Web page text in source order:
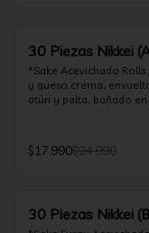
*Incluye 2 palitos, 2
teriyaki 30ml
30 Piezas Nikkei
*Sake Acevichado
y queso crema,
atún y palta, bañado en
*Shrimp Fire Rolls /
furay, envuelto en
*Almond Furay / Pollo
crema y almendras
$17.990$24.990
30 Piezas Nikkei